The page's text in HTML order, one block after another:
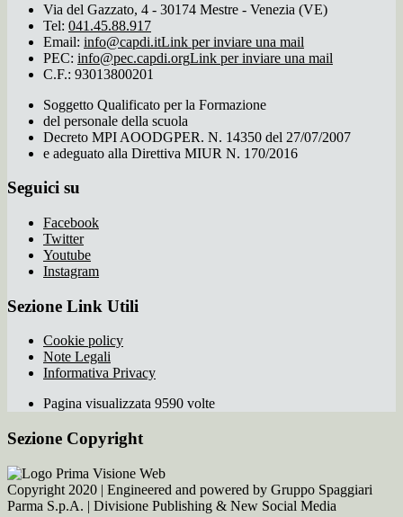
Via del Gazzato, 4 - 30174 Mestre - Venezia (VE)
Tel: 041.45.88.917
Email: info@capdi.itLink per inviare una mail
PEC: info@pec.capdi.orgLink per inviare una mail
C.F.: 93013800201
Soggetto Qualificato per la Formazione
del personale della scuola
Decreto MPI AOODGPER. N. 14350 del 27/07/2007
e adeguato alla Direttiva MIUR N. 170/2016
Seguici su
Facebook
Twitter
Youtube
Instagram
Sezione Link Utili
Cookie policy
Note Legali
Informativa Privacy
Pagina visualizzata 9590 volte
Sezione Copyright
Copyright 2020 | Engineered and powered by Gruppo Spaggiari
Parma S.p.A. | Divisione Publishing & New Social Media